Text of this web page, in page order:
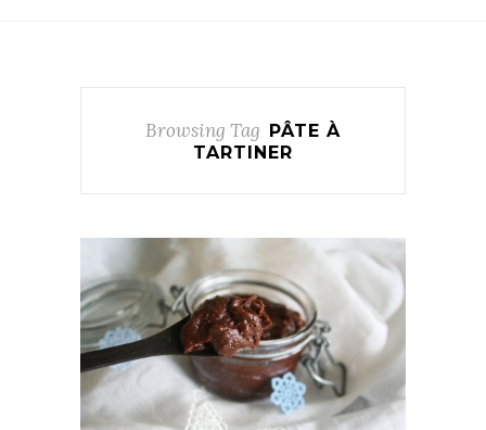
Browsing Tag
PÂTE À
TARTINER